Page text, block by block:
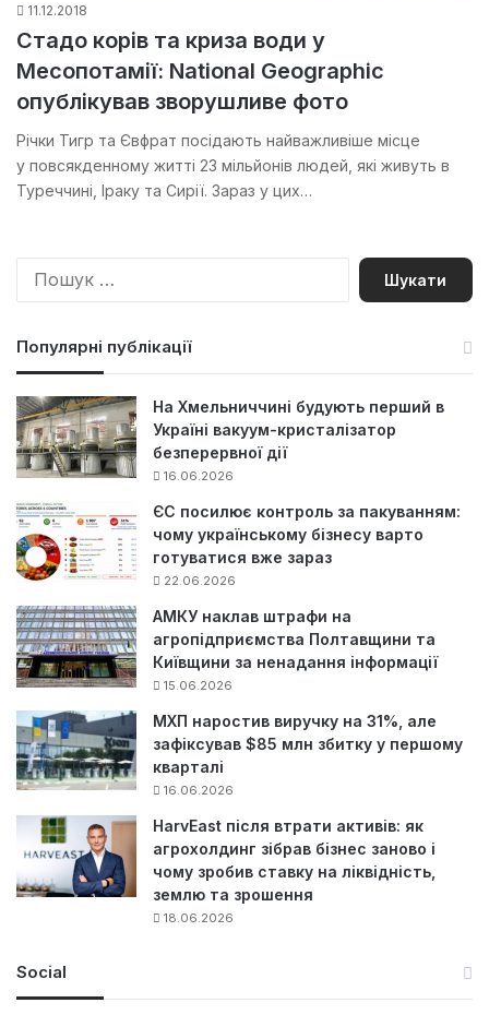
11.12.2018
Стадо корів та криза води у
Месопотамії: National Geographic
опублікував зворушливе фото
Річки Тигр та Євфрат посідають найважливіше місце
у повсякденному житті 23 мільйонів людей, які живуть в
Туреччині, Іраку та Сирії. Зараз у цих…
П
Популярні публікації
На Хмельниччині будують перший в
Україні вакуум-кристалізатор
безперервної дії
16.06.2026
ЄС посилює контроль за пакуванням:
чому українському бізнесу варто
готуватися вже зараз
22.06.2026
АМКУ наклав штрафи на
агропідприємства Полтавщини та
Київщини за ненадання інформації
15.06.2026
МХП наростив виручку на 31%, але
зафіксував $85 млн збитку у першому
кварталі
16.06.2026
HarvEast після втрати активів: як
агрохолдинг зібрав бізнес заново і
чому зробив ставку на ліквідність,
землю та зрошення
18.06.2026
Social